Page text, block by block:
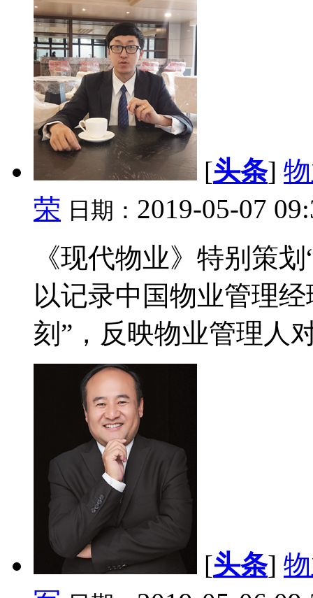
[头条]
荣 日期： 2019-05-07
《现代物业》特别策
以记录中国物业管理
刻”，反映物业管理人
[头条]